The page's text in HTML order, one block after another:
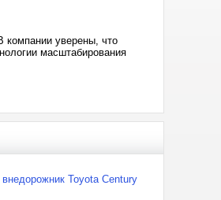
компании уверены, что
масштабирования
Toyota Century